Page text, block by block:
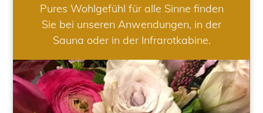
Pures Wohlgefühl für alle Sinne finden
Sie bei unseren Anwendungen, in der
Sauna oder in der Infrarotkabine.